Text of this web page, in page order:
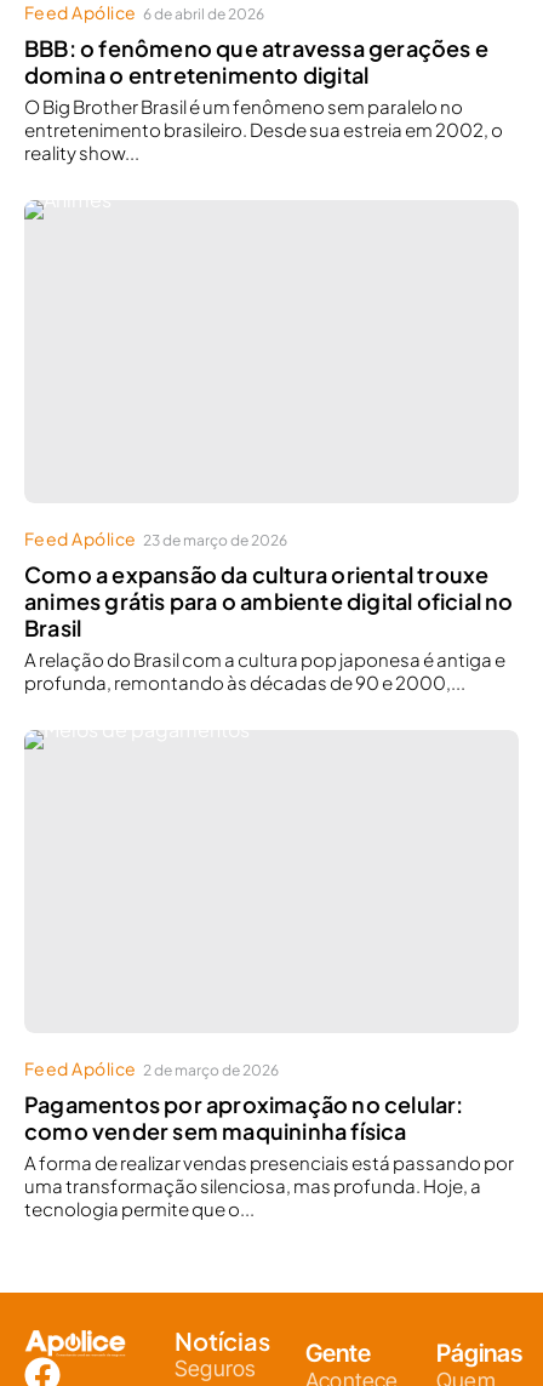
Feed Apólice 6 de abril de 2026
BBB: o fenômeno que atravessa gerações e
domina o entretenimento digital
O Big Brother Brasil é um fenômeno sem paralelo no
entretenimento brasileiro. Desde sua estreia em 2002, o
reality show...
Feed Apólice 23 de março de 2026
Como a expansão da cultura oriental trouxe
animes grátis para o ambiente digital oficial no
Brasil
A relação do Brasil com a cultura pop japonesa é antiga e
profunda, remontando às décadas de 90 e 2000,...
Feed Apólice 2 de março de 2026
Pagamentos por aproximação no celular:
como vender sem maquininha física
A forma de realizar vendas presenciais está passando por
uma transformação silenciosa, mas profunda. Hoje, a
tecnologia permite que o...
Notícias
Seguros
Gente
Acontece
Páginas
Quem